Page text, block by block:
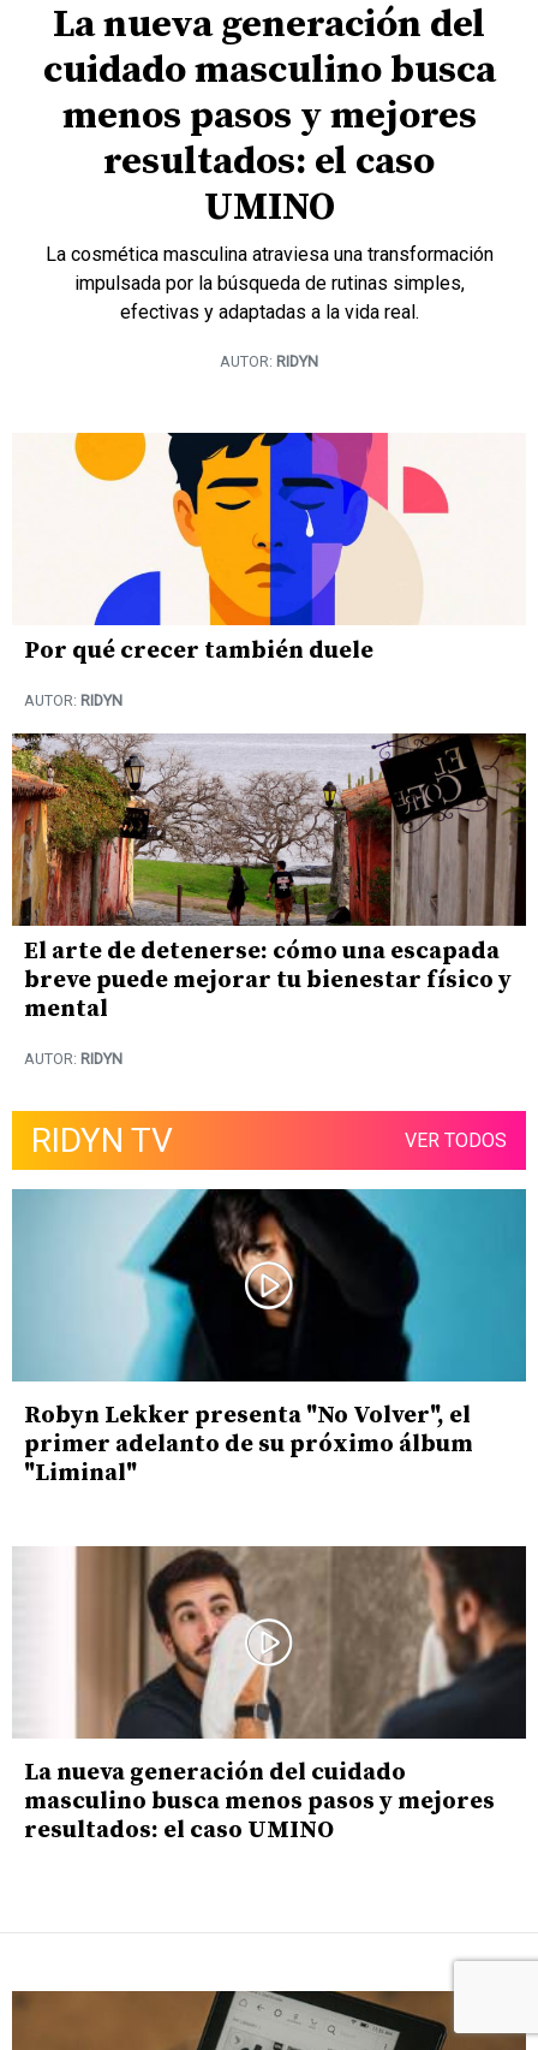
Por qué crecer también duele
AUTOR: RIDYN
El arte de detenerse: cómo una escapada
breve puede mejorar tu bienestar físico y
mental
AUTOR: RIDYN
La nueva generación del
cuidado masculino busca
menos pasos y mejores
resultados: el caso
UMINO
La cosmética masculina atraviesa una transformación
impulsada por la búsqueda de rutinas simples,
efectivas y adaptadas a la vida real.
AUTOR: RIDYN
RIDYN TV VER TODOS
Robyn Lekker presenta "No Volver", el
primer adelanto de su próximo álbum
"Liminal"
La nueva generación del cuidado
masculino busca menos pasos y mejores
resultados: el caso UMINO